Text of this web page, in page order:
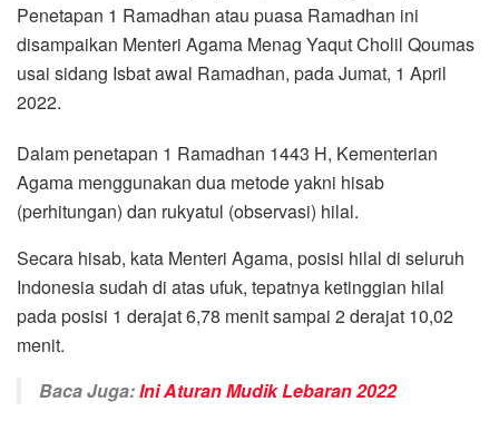
Penetapan 1 Ramadhan atau puasa Ramadhan ini
disampaikan Menteri Agama Menag Yaqut Cholil Qoumas
usai sidang Isbat awal Ramadhan, pada Jumat, 1 April
2022.
Dalam penetapan 1 Ramadhan 1443 H, Kementerian
Agama menggunakan dua metode yakni hisab
(perhitungan) dan rukyatul (observasi) hilal.
Secara hisab, kata Menteri Agama, posisi hilal di seluruh
Indonesia sudah di atas ufuk, tepatnya ketinggian hilal
pada posisi 1 derajat 6,78 menit sampai 2 derajat 10,02
menit.
Baca Juga:Ini Aturan Mudik Lebaran 2022